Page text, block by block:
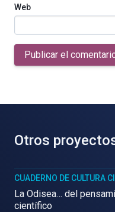
Web
Publicar el
Otros
CUADERNO DE CULTURA
La Odisea… del
científico